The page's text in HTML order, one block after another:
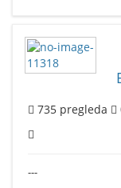
735 pregleda
---